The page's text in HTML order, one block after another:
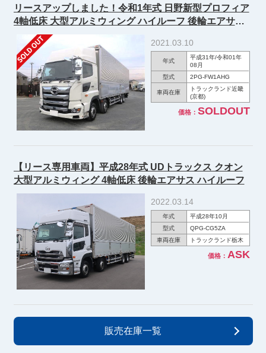
リースアップしました！令和1年式 日野新型プロフィア
4軸低床 大型アルミウィング ハイルーフ 後輪エアサス
リターダ付 ★ディーラー点検記録簿/R3.8月迄車検付★
2021.03.10
年式
平成31年/令和01年
08月
型式
2PG-FW1AHG
車両在庫
トラックランド近畿
(京都)
価格： SOLDOUT
【リース専用車両】平成28年式 UDトラックス クオン
大型アルミウィング 4軸低床 後輪エアサス ハイルーフ
2022.03.14
年式
平成28年10月
型式
QPG-CG5ZA
車両在庫
トラックランド栃木
価格： ASK
販売在庫一覧